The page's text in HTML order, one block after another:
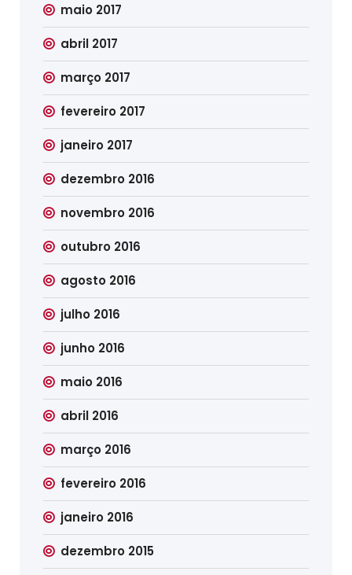
maio 2017
abril 2017
março 2017
fevereiro 2017
janeiro 2017
dezembro 2016
novembro 2016
outubro 2016
agosto 2016
julho 2016
junho 2016
maio 2016
abril 2016
março 2016
fevereiro 2016
janeiro 2016
dezembro 2015